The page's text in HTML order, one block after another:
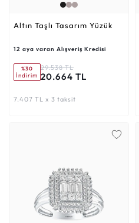
Altın Taşlı Tasarım Yüzük
12 aya varan Alışveriş Kredisi
%30
İndirim
29.538 TL
20.664 TL
7.407 TL x 3 taksit